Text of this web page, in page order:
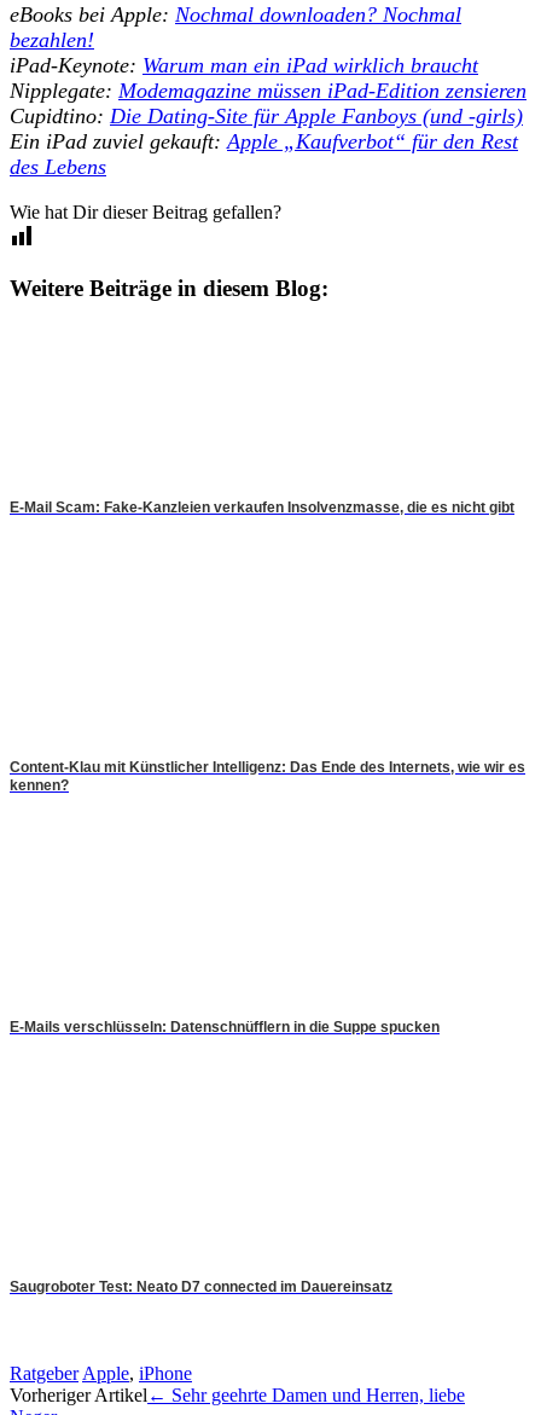
eBooks bei Apple: Nochmal downloaden? Nochmal
bezahlen!
iPad-Keynote: Warum man ein iPad wirklich braucht
Nipplegate: Modemagazine müssen iPad-Edition zensieren
Cupidtino: Die Dating-Site für Apple Fanboys (und -girls)
Ein iPad zuviel gekauft: Apple „Kaufverbot“ für den Rest
des Lebens
Wie hat Dir dieser Beitrag gefallen?
Weitere Beiträge in diesem Blog:
E-Mail Scam: Fake-Kanzleien verkaufen Insolvenzmasse, die es nicht gibt
Content-Klau mit Künstlicher Intelligenz: Das Ende des Internets, wie wir es
kennen?
E-Mails verschlüsseln: Datenschnüfflern in die Suppe spucken
Saugroboter Test: Neato D7 connected im Dauereinsatz
Ratgeber Apple, iPhone
Artikel-
Vorheriger Artikel ← Sehr geehrte Damen und Herren, liebe